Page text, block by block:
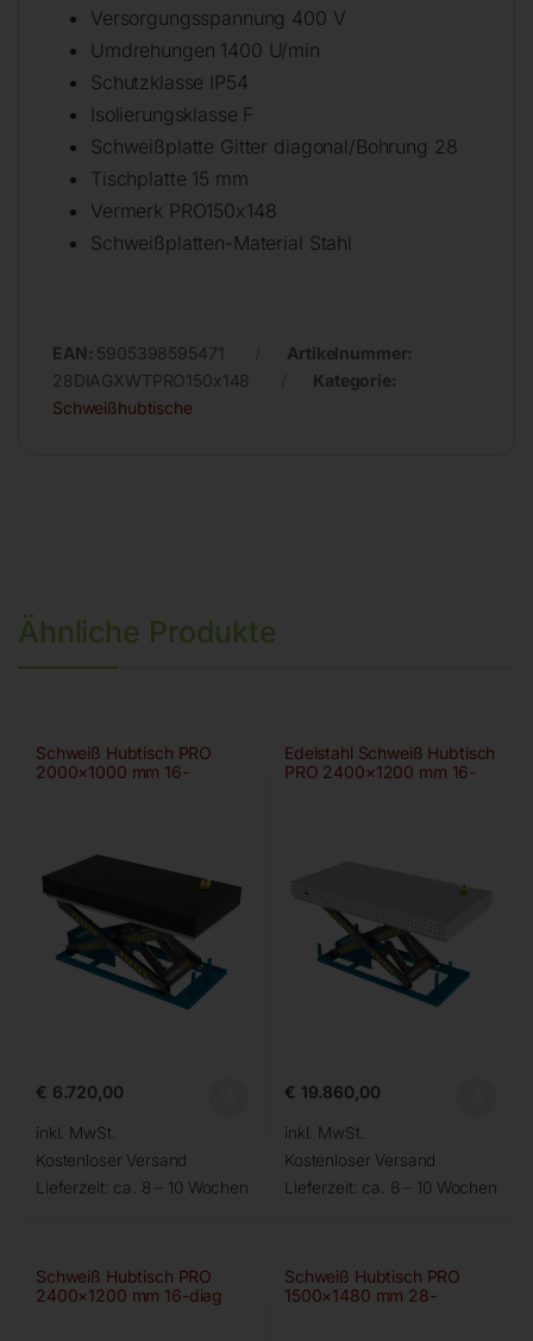
Versorgungsspannung 400 V
Umdrehungen 1400 U/min
Schutzklasse IP54
Isolierungsklasse F
Schweißplatte Gitter diagonal/Bohrung 28
Tischplatte 15 mm
Vermerk PRO150x148
Schweißplatten-Material Stahl
EAN: 5905398595471
Artikelnummer:
28DIAGXWTPRO150x148
Kategorie:
Schweißhubtische
Ähnliche Produkte
Schweiß Hubtisch PRO
2000×1000 mm 16-
€ 6.720,00
inkl. MwSt.
Kostenloser Versand
Lieferzeit: ca. 8 – 10 Wochen
Edelstahl Schweiß Hubtisch
PRO 2400×1200 mm 16-
€ 19.860,00
inkl. MwSt.
Kostenloser Versand
Lieferzeit: ca. 8 – 10 Wochen
Schweiß Hubtisch PRO
2400×1200 mm 16-diag
Schweiß Hubtisch PRO
1500×1480 mm 28-